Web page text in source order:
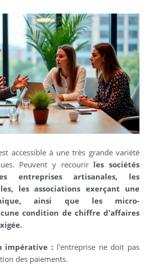
accessible à une très grande variété
Peuvent y recourir les sociétés
entreprises artisanales, les
les associations exerçant une
ainsi que les micro-
condition de chiffre d'affaires
impérative : l'entreprise ne doit pas
des paiements.